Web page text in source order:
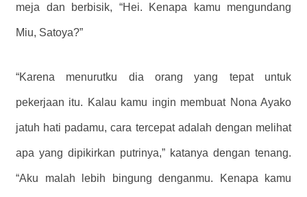
meja dan berbisik, “Hei. Kenapa kamu mengundang
Miu, Satoya?”
“Karena menurutku dia orang yang tepat untuk
pekerjaan itu. Kalau kamu ingin membuat Nona Ayako
jatuh hati padamu, cara tercepat adalah dengan melihat
apa yang dipikirkan putrinya,” katanya dengan tenang.
“Aku malah lebih bingung denganmu. Kenapa kamu